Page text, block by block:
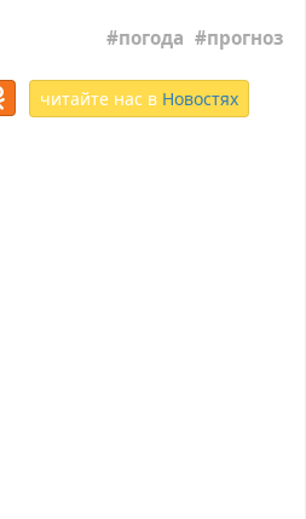
погода прогноз
читайте нас в Новостях